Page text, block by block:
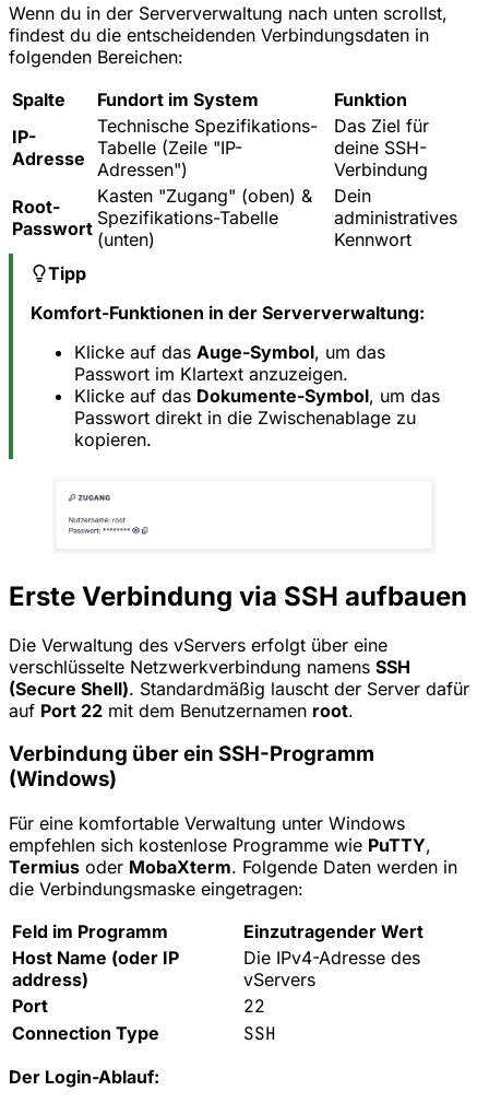
Wenn du in der Serververwaltung nach unten scrollst,
findest du die entscheidenden Verbindungsdaten in
folgenden Bereichen:
Spalte
Fundort im System
Funktion
IP-
Adresse
Technische Spezifikations-
Tabelle (Zeile "IP-
Adressen")
Das Ziel für
deine SSH-
Verbindung
Root-
Passwort
Kasten "Zugang" (oben) &
Spezifikations-Tabelle
(unten)
Dein
administratives
Kennwort
Tipp
Komfort-Funktionen in der Serververwaltung:
Klicke auf das Auge-Symbol, um das
Passwort im Klartext anzuzeigen.
Klicke auf das Dokumente-Symbol, um das
Passwort direkt in die Zwischenablage zu
kopieren.
Erste Verbindung via SSH aufbauen
Die Verwaltung des vServers erfolgt über eine
verschlüsselte Netzwerkverbindung namens SSH
(Secure Shell). Standardmäßig lauscht der Server dafür
auf Port 22 mit dem Benutzernamen root.
Verbindung über ein SSH-Programm
(Windows)
Für eine komfortable Verwaltung unter Windows
empfehlen sich kostenlose Programme wie PuTTY,
Termius oder MobaXterm. Folgende Daten werden in
die Verbindungsmaske eingetragen:
Feld im Programm
Einzutragender Wert
Host Name (oder IP
address)
Die IPv4-Adresse des
vServers
Port
22
Connection Type SSH
Der Login-Ablauf: